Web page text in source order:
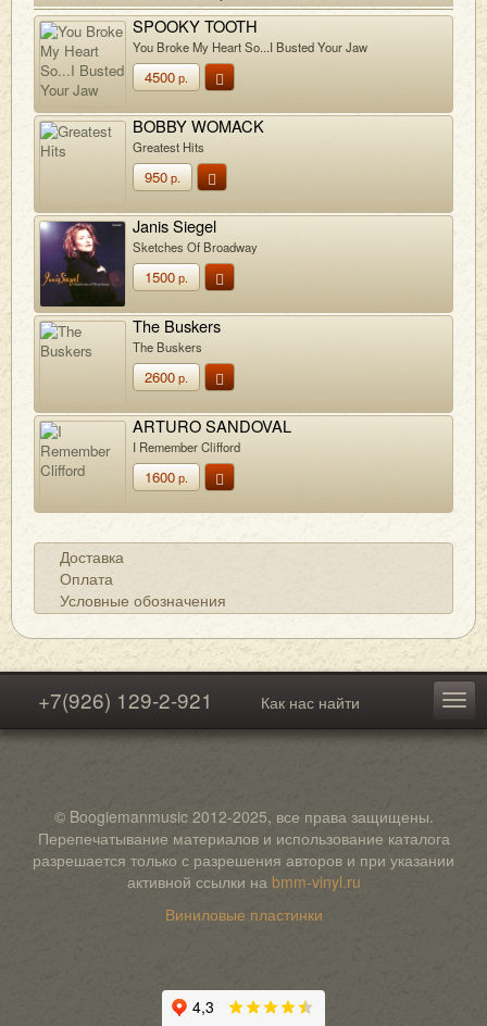
SPOOKY TOOTH
You Broke My Heart So...I Busted Your Jaw
4500р.
BOBBY WOMACK
Greatest Hits
950р.
Janis Siegel
Sketches Of Broadway
1500р.
The Buskers
The Buskers
2600р.
ARTURO SANDOVAL
I Remember Clifford
1600р.
Доставка
Оплата
Условные обозначения
+7(926) 129-2-921 Как нас найти
© Boogiemanmusic 2012-2025, все права защищены.
Перепечатывание материалов и использование каталога
разрешается только с разрешения авторов и при указании
активной ссылки на bmm-vinyl.ru
Виниловые пластинки